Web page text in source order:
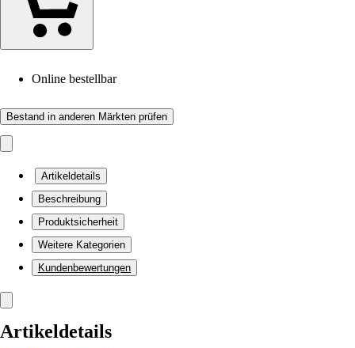
Online bestellbar
Bestand in anderen Märkten prüfen
Artikeldetails
Beschreibung
Produktsicherheit
Weitere Kategorien
Kundenbewertungen
Artikeldetails